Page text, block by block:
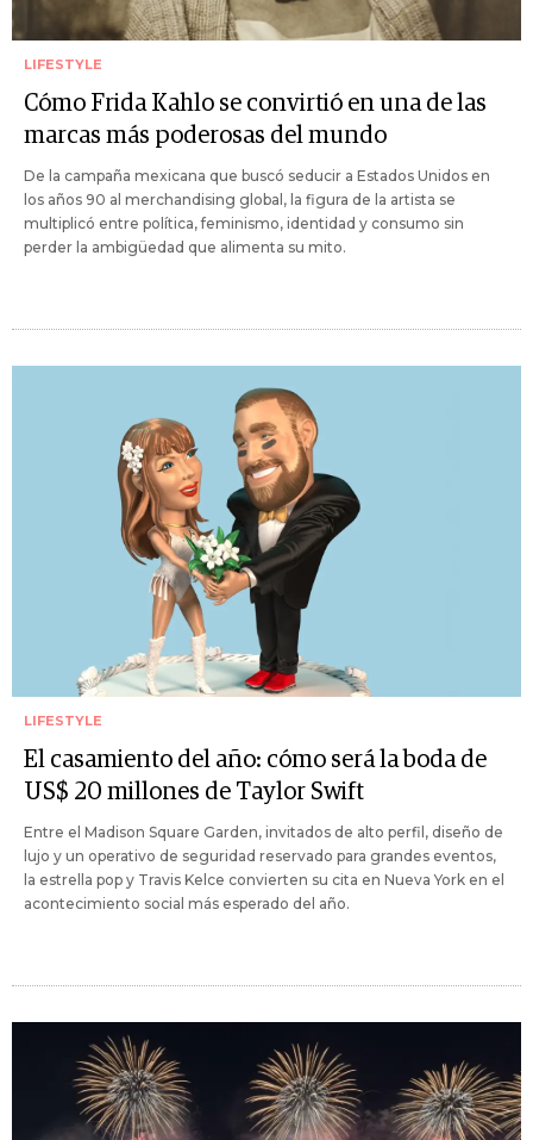
LIFESTYLE
Cómo Frida Kahlo se convirtió en una de las
marcas más poderosas del mundo
De la campaña mexicana que buscó seducir a Estados Unidos en
los años 90 al merchandising global, la figura de la artista se
multiplicó entre política, feminismo, identidad y consumo sin
perder la ambigüedad que alimenta su mito.
LIFESTYLE
El casamiento del año: cómo será la boda de
US$ 20 millones de Taylor Swift
Entre el Madison Square Garden, invitados de alto perfil, diseño de
lujo y un operativo de seguridad reservado para grandes eventos,
la estrella pop y Travis Kelce convierten su cita en Nueva York en el
acontecimiento social más esperado del año.